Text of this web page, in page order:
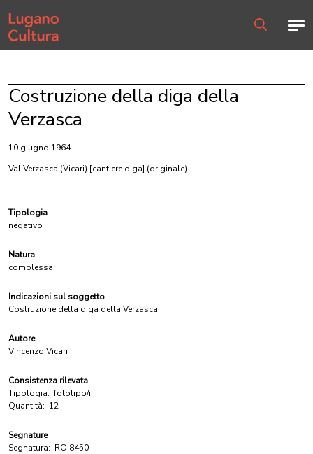
Home page
Costruzione della diga della
Verzasca
10 giugno 1964
Val Verzasca (Vicari) [cantiere diga] (originale)
Tipologia
negativo
Natura
complessa
Indicazioni sul soggetto
Costruzione della diga della Verzasca.
Autore
Vincenzo Vicari
Consistenza rilevata
Tipologia: fototipo/i
Quantità: 12
Segnature
Segnatura: RO 8450